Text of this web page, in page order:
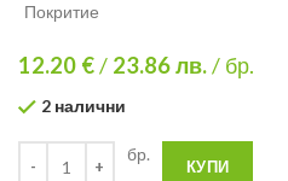
Покритие
12.20 €/ 23.86лв./ бр.
2 налични
бр.
КУПИ